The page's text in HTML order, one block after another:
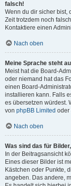
falsch!
Wenn du dir sicher bist,
Zeit trotzdem noch
Kontaktiere einen
Nach oben
Meine Sprache steht
Meist hat die Board-
oder niemand hat das
einen Board-
installieren kann. Falls
es übersetzen würdest.
von phpBB Limited oder
Nach oben
Was sind das für
In der Beitragsansicht
Eines dieser Bilder ist
Kästchen oder Punkte,
angeben. Das andere,